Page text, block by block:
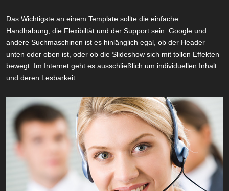
Das Wichtigste an einem Template sollte die einfache
Handhabung, die Flexibiltät und der Support sein. Google und
andere Suchmaschinen ist es hinlänglich egal, ob der Header
unten oder oben ist, oder ob die Slideshow sich mit tollen Effekten
bewegt. Im Internet geht es ausschließlich um individuellen Inhalt
und deren Lesbarkeit.